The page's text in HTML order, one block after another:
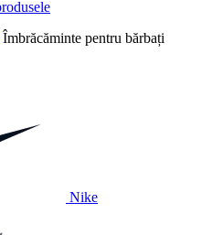
Îmbrăcăminte pentru bărbați
Nike